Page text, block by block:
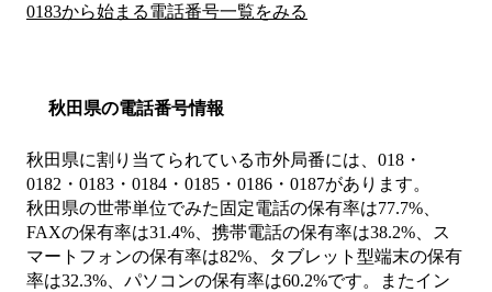
0183から始まる電話番号一覧をみる
秋田県の電話番号情報
秋田県に割り当てられている市外局番には、018・
0182・0183・0184・0185・0186・0187があります。
秋田県の世帯単位でみた固定電話の保有率は77.7%、
FAXの保有率は31.4%、携帯電話の保有率は38.2%、ス
マートフォンの保有率は82%、タブレット型端末の保有
率は32.3%、パソコンの保有率は60.2%です。またイン